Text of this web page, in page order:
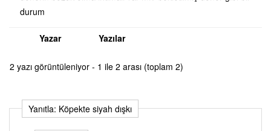
durum
Yazar Yazılar
2 yazı görüntüleniyor - 1 ile 2 arası (toplam 2)
Yanıtla: Köpekte siyah dışkı